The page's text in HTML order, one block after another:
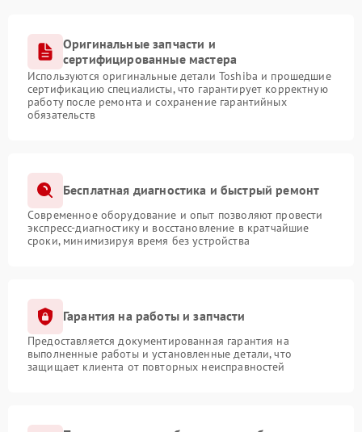
Оригинальные запчасти и
сертифицированные мастера
Используются оригинальные детали Toshiba и прошедшие
сертификацию специалисты, что гарантирует корректную
работу после ремонта и сохранение гарантийных
обязательств
Бесплатная диагностика и быстрый ремонт
Современное оборудование и опыт позволяют провести
экспресс-диагностику и восстановление в кратчайшие
сроки, минимизируя время без устройства
Гарантия на работы и запчасти
Предоставляется документированная гарантия на
выполненные работы и установленные детали, что
защищает клиента от повторных неисправностей